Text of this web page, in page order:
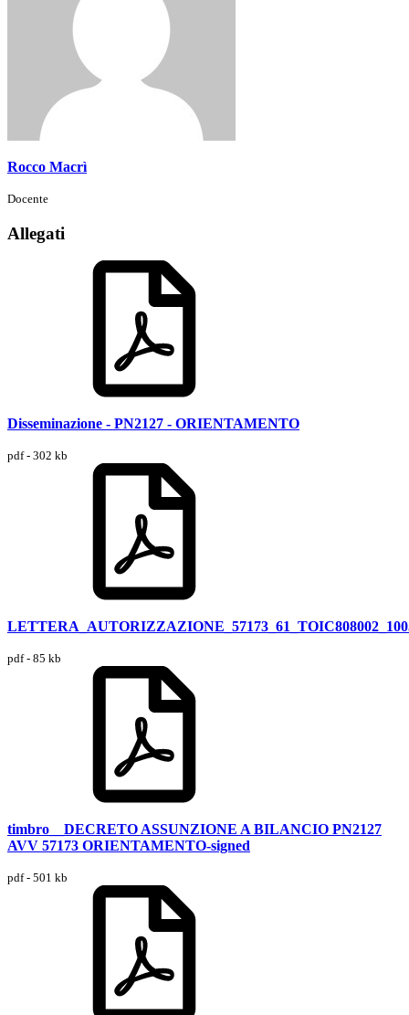
Rocco Macrì
Docente
Allegati
Disseminazione - PN2127 - ORIENTAMENTO
pdf - 302 kb
pdf - 85 kb
timbro__DECRETO ASSUNZIONE A BILANCIO PN2127
AVV 57173 ORIENTAMENTO-signed
pdf - 501 kb